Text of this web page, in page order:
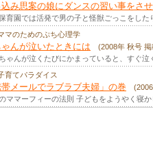
込み思案の娘にダンスの習い事をさ
育園では活発で男の子と怪獣ごっこをし
マのためのぷち心理学
んが泣いたときには
(2008年 秋号 掲
ちゃんが泣くたびにかまっていると、すぐ
育てパラダイス
帯メールでラブラブ夫婦」の巻
ママーフィーの法則 子どもをようやく寝